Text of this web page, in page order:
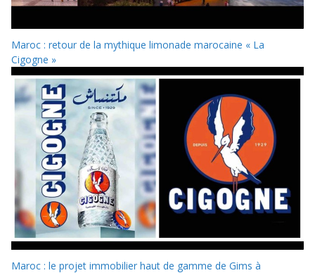
Maroc : retour de la mythique limonade marocaine « La
Cigogne »
Maroc : le projet immobilier haut de gamme de Gims à